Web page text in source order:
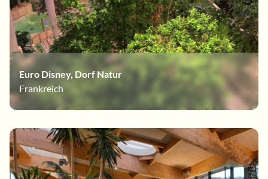
Euro Disney, Dorf Natur
Frankreich